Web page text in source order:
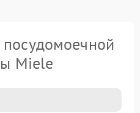
Miele